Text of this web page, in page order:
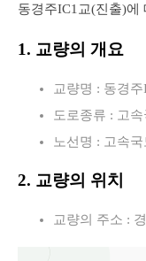
동경주IC1교(진출)에
1. 교량의 개요
교량명 : 동경
도로종류 : 고속
노선명 : 고속국
2. 교량의 위치
교량의 주소 :